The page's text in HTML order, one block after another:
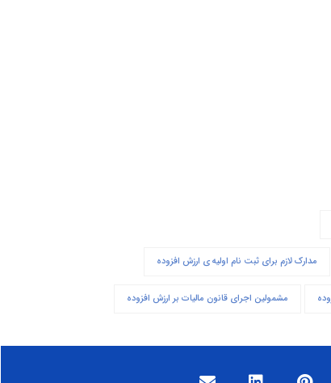
مدارک لازم برای ثبت نام اولیه ی ارزش افزوده
مشمولین اجرای قانون مالیات بر ارزش افزوده